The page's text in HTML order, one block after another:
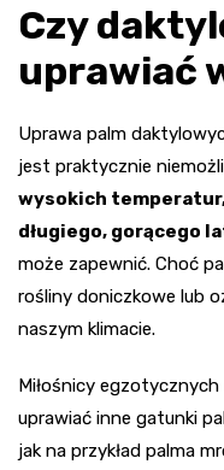
Czy
uprawiać
Uprawa palm
jest praktycznie
wysokich
długiego, gorącego
może zapewnić. Choć
rośliny doniczkowe lub
naszym klimacie.
Miłośnicy
uprawiać inne gatunki
jak na przykład palma